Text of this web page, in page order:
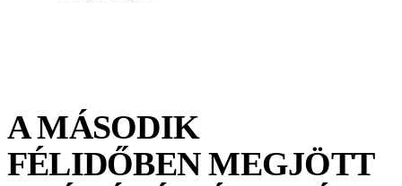
A MÁSODIK
FÉLIDŐBEN MEGJÖTT